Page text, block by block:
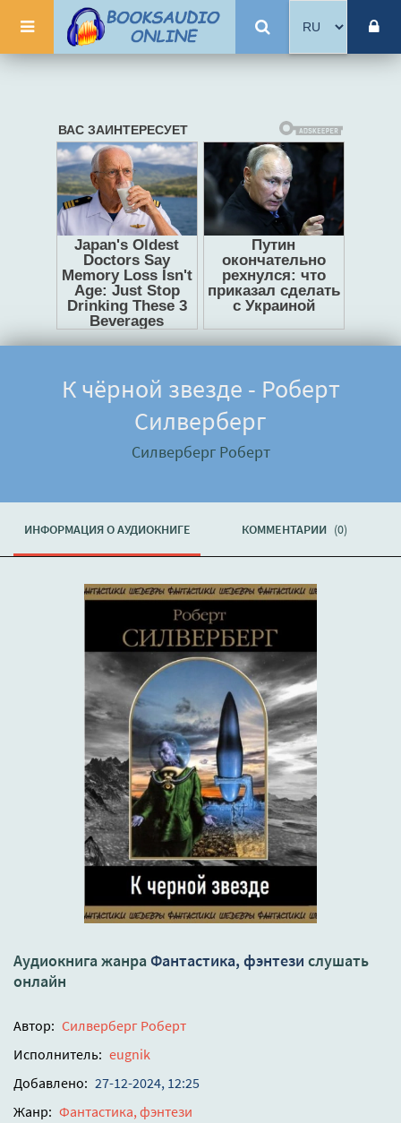
К чёрной звезде - Роберт
Силверберг
Силверберг Роберт
ИНФОРМАЦИЯ О АУДИОКНИГЕ КОММЕНТАРИИ (0)
Аудиокнига жанра Фантастика, фэнтези слушать
онлайн
Автор: Силверберг Роберт
Исполнитель: eugnik
Добавлено: 27-12-2024, 12:25
Жанр: Фантастика, фэнтези